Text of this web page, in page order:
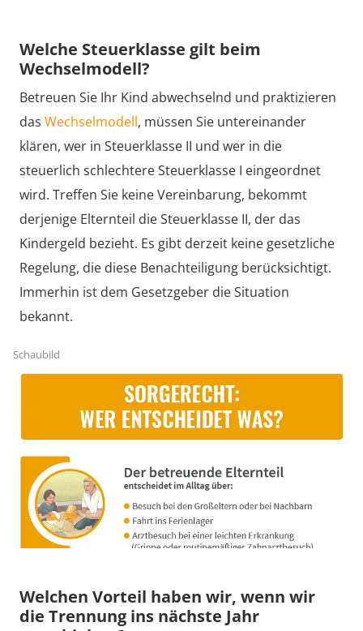
Welche Steuerklasse gilt beim
Wechselmodell?
Schaubild
Betreuen Sie Ihr Kind abwechselnd und praktizieren
das Wechselmodell, müssen Sie untereinander
klären, wer in Steuerklasse II und wer in die
steuerlich schlechtere Steuerklasse I eingeordnet
wird. Treffen Sie keine Vereinbarung, bekommt
derjenige Elternteil die Steuerklasse II, der das
Kindergeld bezieht. Es gibt derzeit keine gesetzliche
Regelung, die diese Benachteiligung berücksichtigt.
Immerhin ist dem Gesetzgeber die Situation
bekannt.
Welchen Vorteil haben wir, wenn wir
die Trennung ins nächste Jahr